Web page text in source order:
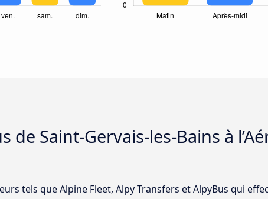
Saint-Gervais-les-Bains à
tels que Alpine Fleet, Alpy Transfers et AlpyBus qui